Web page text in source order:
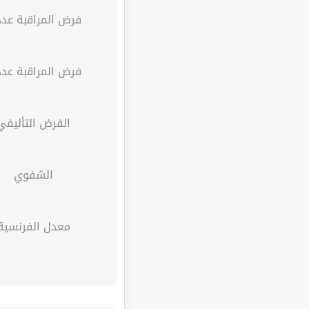
فرض المراقبة
فرض المراقبة
الفرض
الشفوي
معدل